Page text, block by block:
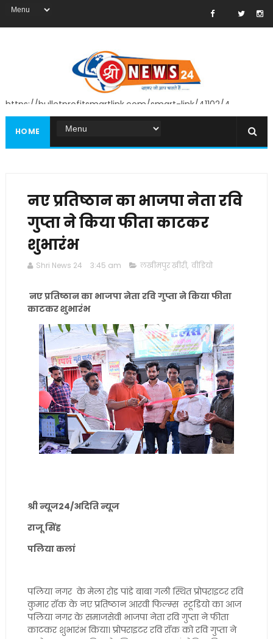
https://bulletprofitsmartlink.com/smart-link/41102/4
HOME
नए प्रतिष्ठान का भाजपा नेता रवि
गुप्ता ने किया फीता काटकर
शुभारंभ
Shri News 24 3:45 am लखीमपुर खीरी, वीडियो
नए प्रतिष्ठान का भाजपा नेता रवि गुप्ता ने किया फीता
काटकर शुभारंभ
श्री न्यूज24/अदिति न्यूज
राजू सिंह
पलिया कलां
पलिया नगर के मेला रोड पांडे बाबा गली स्थित प्रोपराइटर रवि
कुमार रॉक के नए प्रतिष्ठान आरवी फिल्म्स स्टूडियो का आज
पलिया नगर के समाजसेवी भाजपा नेता रवि गुप्ता ने फीता
काटकर शुभारंभ किया। प्रोपराइटर रवि रॉक को रवि गुप्ता ने